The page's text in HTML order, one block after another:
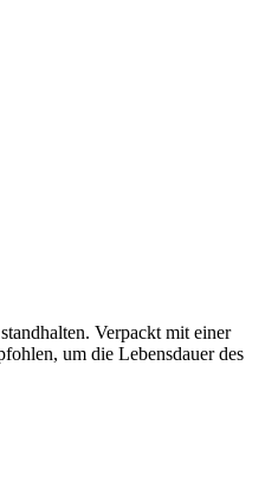
Verpackt mit einer
um die Lebensdauer des